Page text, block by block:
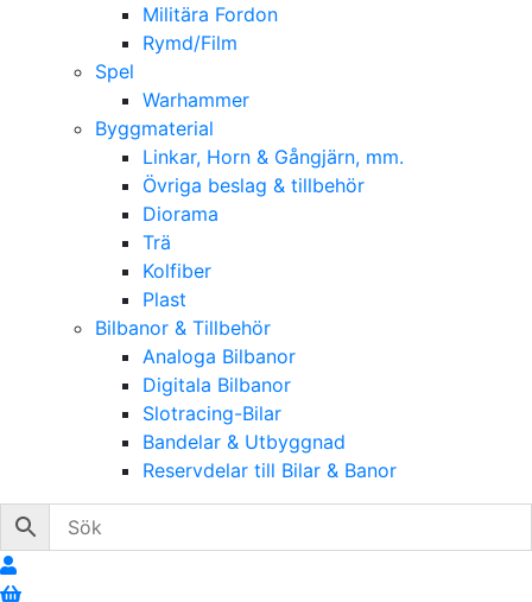
Militära Fordon
Rymd/Film
Spel
Warhammer
Byggmaterial
Linkar, Horn & Gångjärn, mm.
Övriga beslag & tillbehör
Diorama
Trä
Kolfiber
Plast
Bilbanor & Tillbehör
Analoga Bilbanor
Digitala Bilbanor
Slotracing-Bilar
Bandelar & Utbyggnad
Reservdelar till Bilar & Banor